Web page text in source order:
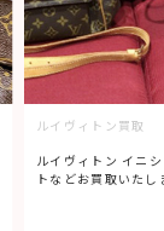
ルイヴィトン買取
ルイヴィトン コレ
てお買取いたしまし